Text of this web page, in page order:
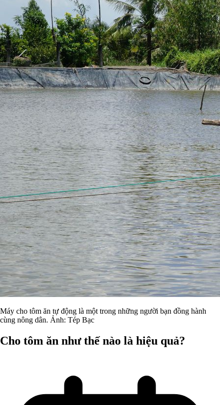
Máy cho tôm ăn tự động là một trong những người bạn đồng hành
cùng nông dân. Ảnh: Tép Bạc
Cho tôm ăn như thế nào là hiệu quả?